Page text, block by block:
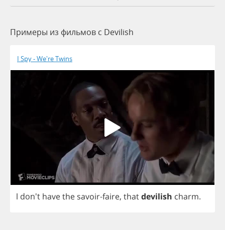
Примеры из фильмов c Devilish
I Spy - We're Twins
l don't havethe savoir-faire, thatdevilish charm.